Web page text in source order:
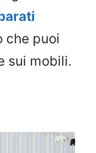
che puoi
sui mobili.